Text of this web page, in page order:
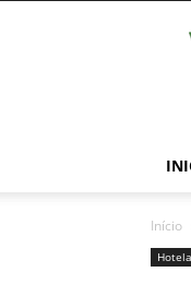
Início